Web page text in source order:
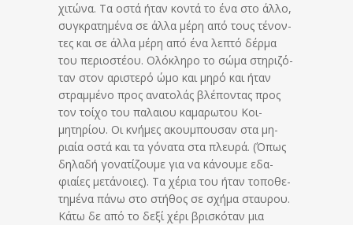
χιτώνα. Τα οστά ήταν κον­τά το ένα στο άλλο,
συγ­κρα­τη­μέ­να σε άλλα μέρη από τους τέ­νον­
τες και σε άλλα μέρη από ένα λεπτό δέρμα
του περιοστέου. Ολό­κληρο το σώμα στη­ρι­ζό­
ταν στον αριστερό ώμο και μηρό και ήταν
στραμμένο προς ανατολάς βλέποντας προς
τον τοί­χο του πα­λαι­ου καμαρωτου Κοι­
μητηρίου. Οι κνή­μες ακουμπουσαν στα μη­
ριαία οστά και τα γό­να­τα στα πλευρά. (Όπως
δηλαδή γονα­τί­ζου­με για να κάνουμε εδα­
φιαίες μετάνοιες). Τα χέ­ρια του ήταν το­πο­θε­
τη­μέ­να πάνω στο στήθος σε σχήμα σταυ­ρου.
Κάτω δε από το δεξί χέρι βρι­σκόταν μια